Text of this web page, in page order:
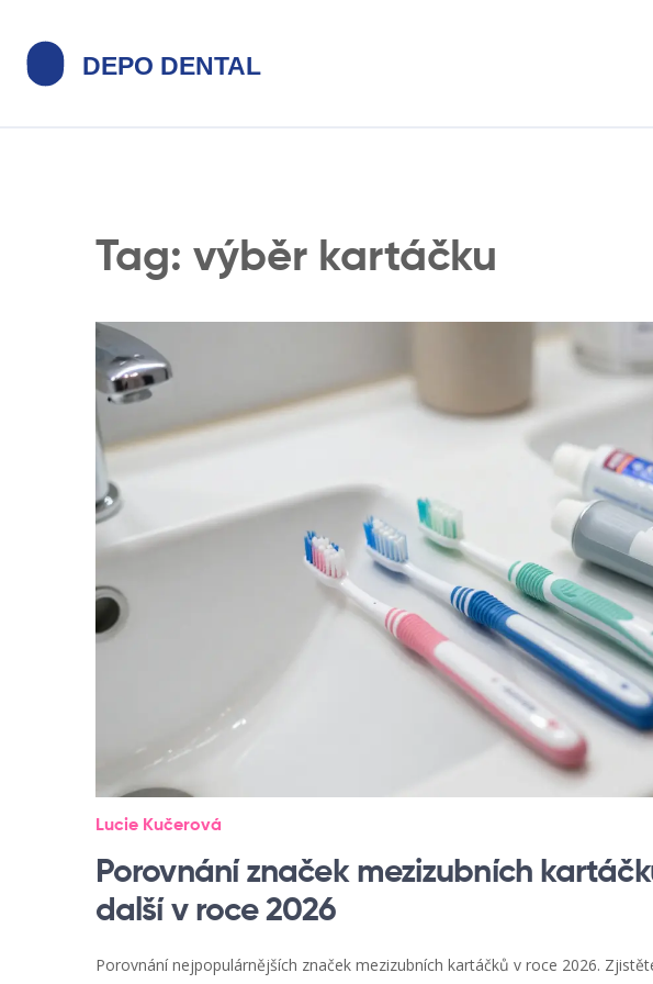
Tag: výběr kartáčku
Lucie Kučerová
Porovnání značek mezizubních
další v roce 2026
Porovnání nejpopulárnějších značek mezizubních kartáčků v roce 2026.